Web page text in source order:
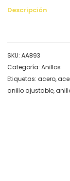
Descripción
SKU: AA893
Categoría: Anillos
Etiquetas: acero,
anillo ajustable,